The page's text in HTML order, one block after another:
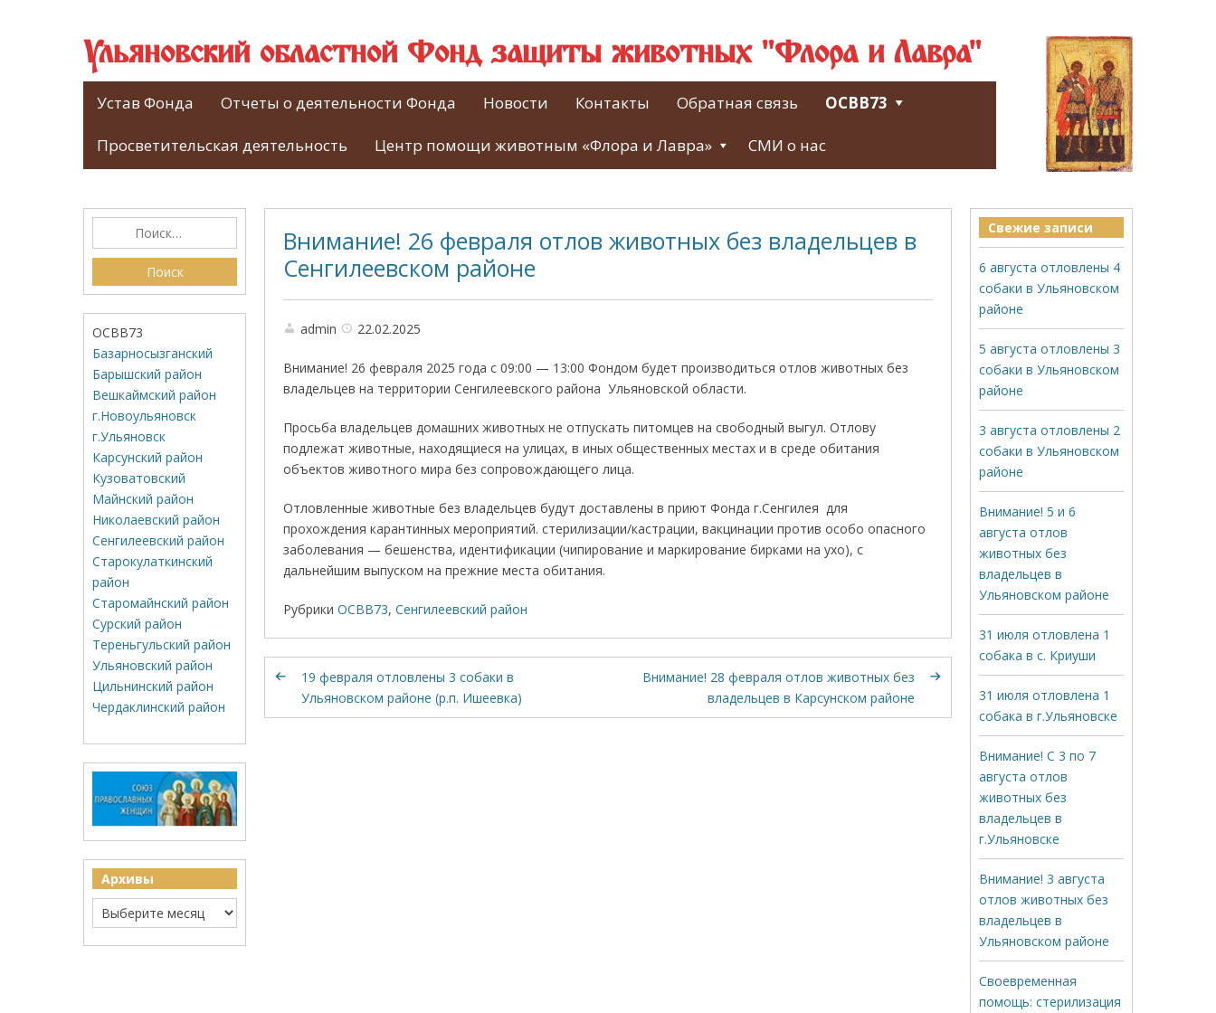
Ульяновский областной Фонд защиты животных "Флора и Лавра"
Устав Фонда Отчеты о деятельности Фонда Новости Контакты Обратная связь ОСВВ73
Просветительская деятельность Центр помощи животным «Флора и Лавра» СМИ о нас
Внимание! 26 февраля отлов животных без владельцев в
Сенгилеевском районе
admin 22.02.2025
Внимание! 26 февраля 2025 года с 09:00 — 13:00 Фондом будет производиться отлов животных без
владельцев на территории Сенгилеевского района Ульяновской области.
Просьба владельцев домашних животных не отпускать питомцев на свободный выгул. Отлову
подлежат животные, находящиеся на улицах, в иных общественных местах и в среде обитания
объектов животного мира без сопровождающего лица.
Отловленные животные без владельцев будут доставлены в приют Фонда г.Сенгилея для
прохождения карантинных мероприятий. стерилизации/кастрации, вакцинации против особо опасного
заболевания — бешенства, идентификации (чипирование и маркирование бирками на ухо), с
дальнейшим выпуском на прежние места обитания.
Рубрики ОСВВ73, Сенгилеевский район
19 февраля отловлены 3 собаки в
Ульяновском районе (р.п. Ишеевка)
Внимание! 28 февраля отлов животных без
владельцев в Карсунском районе
ОСВВ73
Базарносызганский
Барышский район
Вешкаймский район
г.Новоульяновск
г.Ульяновск
Карсунский район
Кузоватовский
Майнский район
Николаевский район
Сенгилеевский район
Старокулаткинский
район
Старомайнский район
Сурский район
Тереньгульский район
Ульяновский район
Цильнинский район
Чердаклинский район
Архивы
Свежие записи
6 августа отловлены 4
собаки в Ульяновском
районе
5 августа отловлены 3
собаки в Ульяновском
районе
3 августа отловлены 2
собаки в Ульяновском
районе
Внимание! 5 и 6
августа отлов
животных без
владельцев в
Ульяновском районе
31 июля отловлена 1
собака в с. Криуши
31 июля отловлена 1
собака в г.Ульяновске
Внимание! С 3 по 7
августа отлов
животных без
владельцев в
г.Ульяновске
Внимание! 3 августа
отлов животных без
владельцев в
Ульяновском районе
Своевременная
помощь: стерилизация